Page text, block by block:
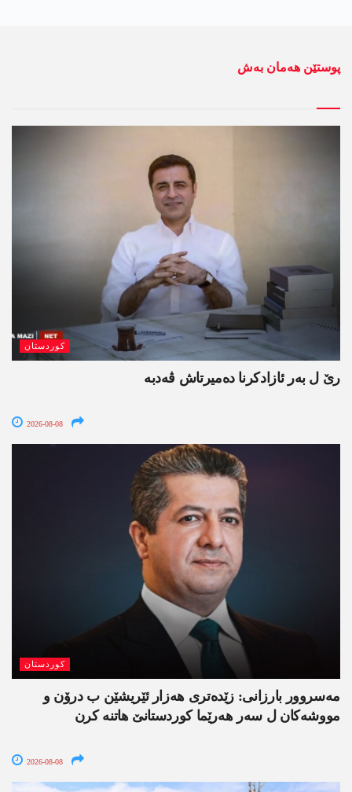
پوستێن ھەمان بەش
کوردستان
رێ ل بەر ئازادکرنا دەمیرتاش ڤەدبە
2026-08-08
کوردستان
مەسروور بارزانی: زێدەتری ھەزار ئێریشێن ب درۆن و
مووشەکان ل سەر ھەرێما کوردستانێ ھاتنە کرن
2026-08-08